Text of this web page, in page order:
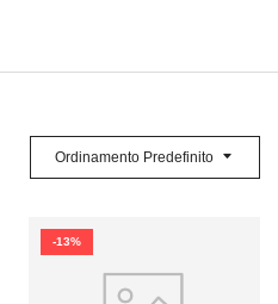
Ordinamento Predefinito
-13%